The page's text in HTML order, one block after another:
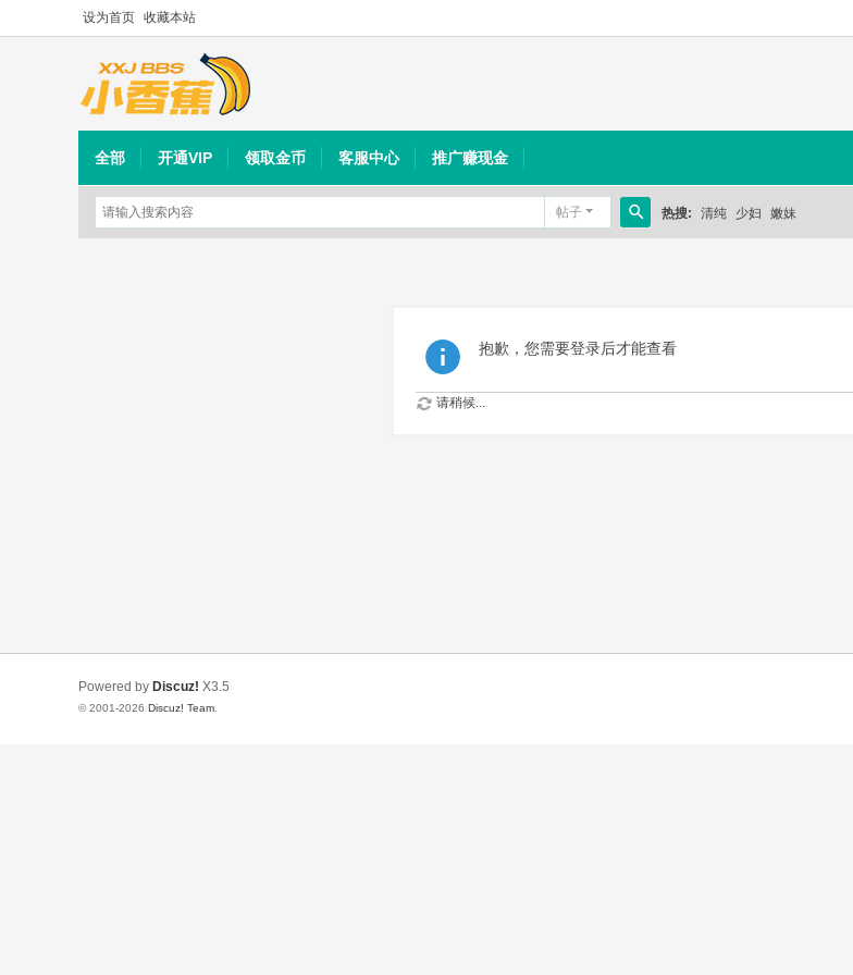
设为首页 收藏本站
全部 开通VIP 领取金币 客服中心 推广赚现金
帖子
搜
热搜: 清纯 少妇 嫩妹
抱歉，您需要登录后才能查看
请稍候...
Powered by Discuz! X3.5
© 2001-2026 Discuz! Team